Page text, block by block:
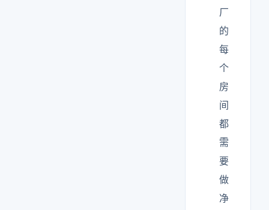
厂
的
每
个
房
间
都
需
要
做
净